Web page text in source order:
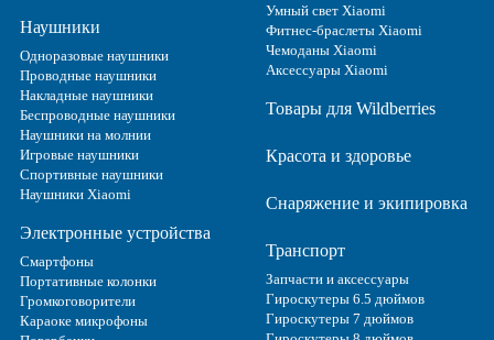
Наушники
Одноразовые наушники
Проводные наушники
Накладные наушники
Беспроводные наушники
Наушники на молнии
Игровые наушники
Спортивные наушники
Наушники Xiaomi
Электронные устройства
Смартфоны
Портативные колонки
Громкоговорители
Караоке микрофоны
Умный свет Xiaomi
Фитнес-браслеты Xiaomi
Чемоданы Xiaomi
Аксессуары Xiaomi
Товары для Wildberries
Красота и здоровье
Снаряжение и экипировка
Транспорт
Запчасти и аксессуары
Гироскутеры 6.5 дюймов
Гироскутеры 7 дюймов